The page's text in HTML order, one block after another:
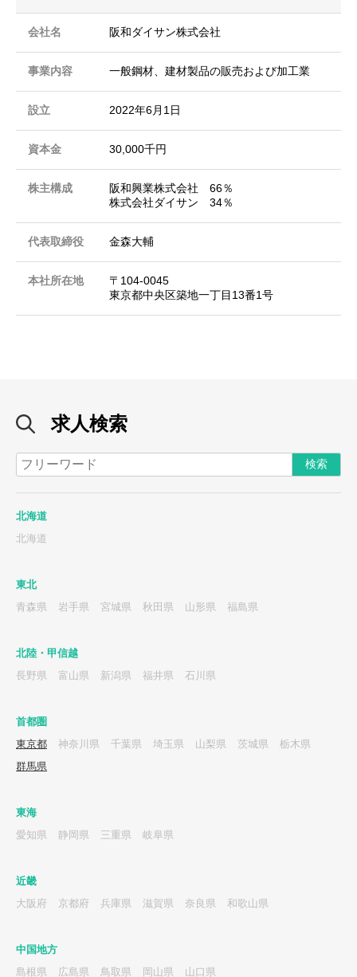
会社名 阪和ダイサン株式会社
事業内容 一般鋼材、建材製品の販売および加工業
設立 2022年6月1日
資本金 30,000千円
株主構成
阪和興業株式会社 66％
株式会社ダイサン 34％
代表取締役 金森大輔
本社所在地
〒104‐0045
東京都中央区築地一丁目13番1号
求人検索
北海道
北海道
東北
青森県
岩手県 宮城県 秋田県 山形県 福島県
北陸・甲信越
長野県
富山県 新潟県 福井県 石川県
首都圏
東京都
神奈川県 千葉県 埼玉県 山梨県 茨城県
栃木県
群馬県
東海
愛知県
静岡県 三重県 岐阜県
近畿
大阪府
京都府 兵庫県 滋賀県 奈良県 和歌山県
中国地方
島根県
広島県 鳥取県 岡山県 山口県